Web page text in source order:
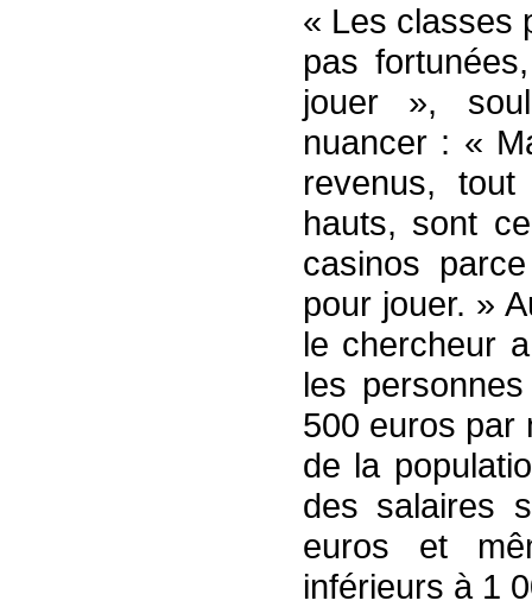
« Les classes
pas
jouer »,
nuancer : «
revenus,
hauts, sont
casinos
pour jouer. »
le chercheur
les
500 euros par
de la
des salaires
euros et
inférieurs à 1